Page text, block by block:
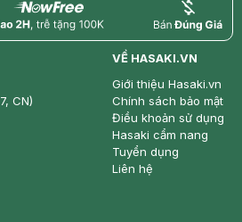
price
CN)
VỀ HASAKI.VN
Giới thiệu Hasaki.vn
Chính sách bảo mật
Điều khoản sử dụng
Hasaki cẩm nang
Tuyển dụng
Liên hệ